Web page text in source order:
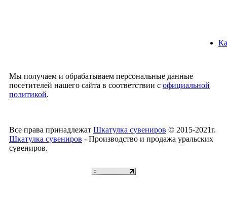
Мы получаем и обрабатываем персональные данные
посетителей нашего сайта в соответствии с официальной
политикой.
Все права принадлежат Шкатулка сувениров © 2015-2021г.
Шкатулка сувениров - Производство и продажа уральских
сувениров.